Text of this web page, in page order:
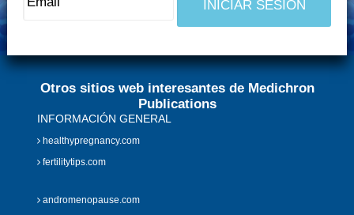
Otros sitios web interesantes de Medichron
Publications
INFORMACIÓN GENERAL
healthypregnancy.com
fertilitytips.com
andromenopause.com